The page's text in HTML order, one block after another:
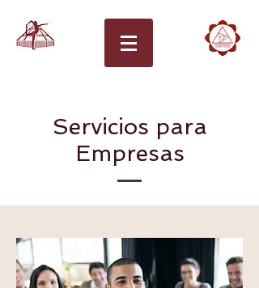
Servicios para
Empresas